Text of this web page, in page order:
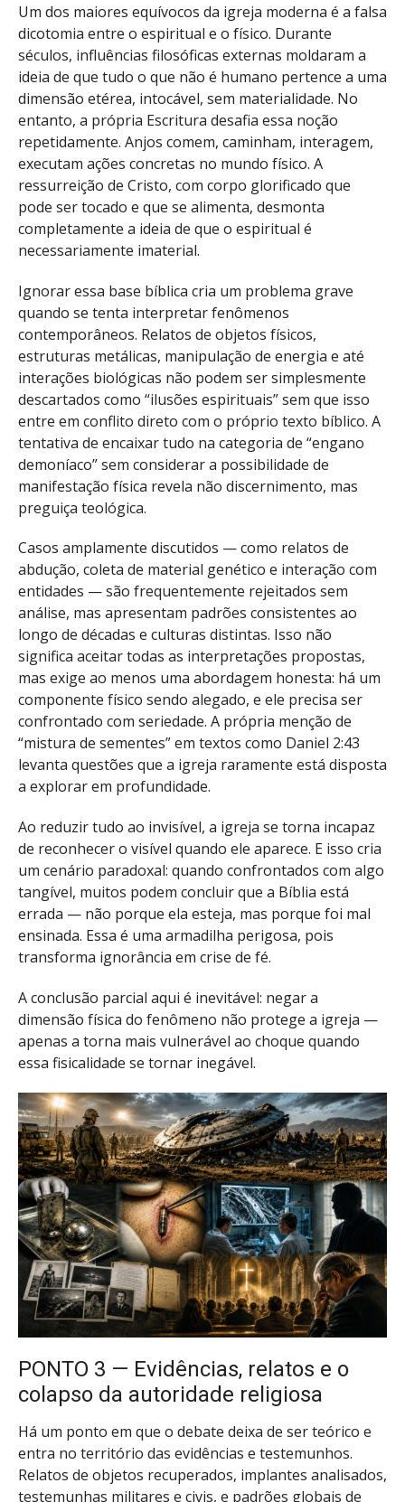
Um dos maiores equívocos da igreja moderna é a falsa
dicotomia entre o espiritual e o físico. Durante
séculos, influências filosóficas externas moldaram a
ideia de que tudo o que não é humano pertence a uma
dimensão etérea, intocável, sem materialidade. No
entanto, a própria Escritura desafia essa noção
repetidamente. Anjos comem, caminham, interagem,
executam ações concretas no mundo físico. A
ressurreição de Cristo, com corpo glorificado que
pode ser tocado e que se alimenta, desmonta
completamente a ideia de que o espiritual é
necessariamente imaterial.
Ignorar essa base bíblica cria um problema grave
quando se tenta interpretar fenômenos
contemporâneos. Relatos de objetos físicos,
estruturas metálicas, manipulação de energia e até
interações biológicas não podem ser simplesmente
descartados como “ilusões espirituais” sem que isso
entre em conflito direto com o próprio texto bíblico. A
tentativa de encaixar tudo na categoria de “engano
demoníaco” sem considerar a possibilidade de
manifestação física revela não discernimento, mas
preguiça teológica.
Casos amplamente discutidos — como relatos de
abdução, coleta de material genético e interação com
entidades — são frequentemente rejeitados sem
análise, mas apresentam padrões consistentes ao
longo de décadas e culturas distintas. Isso não
significa aceitar todas as interpretações propostas,
mas exige ao menos uma abordagem honesta: há um
componente físico sendo alegado, e ele precisa ser
confrontado com seriedade. A própria menção de
“mistura de sementes” em textos como Daniel 2:43
levanta questões que a igreja raramente está disposta
a explorar em profundidade.
Ao reduzir tudo ao invisível, a igreja se torna incapaz
de reconhecer o visível quando ele aparece. E isso cria
um cenário paradoxal: quando confrontados com algo
tangível, muitos podem concluir que a Bíblia está
errada — não porque ela esteja, mas porque foi mal
ensinada. Essa é uma armadilha perigosa, pois
transforma ignorância em crise de fé.
A conclusão parcial aqui é inevitável: negar a
dimensão física do fenômeno não protege a igreja —
apenas a torna mais vulnerável ao choque quando
essa fisicalidade se tornar inegável.
PONTO 3 — Evidências, relatos e o
colapso da autoridade religiosa
Há um ponto em que o debate deixa de ser teórico e
entra no território das evidências e testemunhos.
Relatos de objetos recuperados, implantes analisados,
testemunhas militares e civis, e padrões globais de